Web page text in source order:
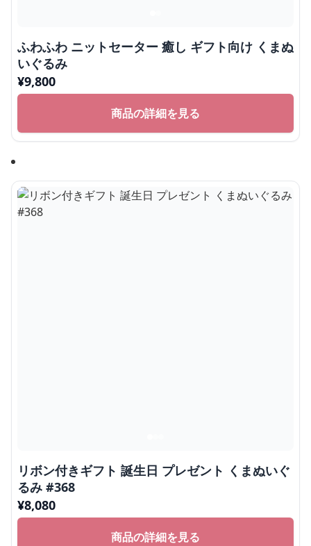
ふわふわ ニットセーター 癒し ギフト向け くまぬ
いぐるみ
¥9,800
商品の詳細を見る
リボン付きギフト 誕生日 プレゼント くまぬいぐ
るみ #368
¥8,080
商品の詳細を見る